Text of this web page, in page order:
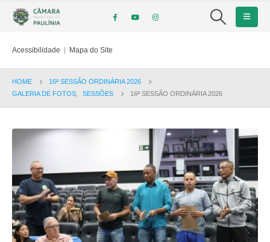
Acessibilidade | Mapa do Site
HOME
16ª SESSÃO ORDINÁRIA 2026
GALERIA DE FOTOS
SESSÕES 16ª SESSÃO ORDINÁRIA 2026